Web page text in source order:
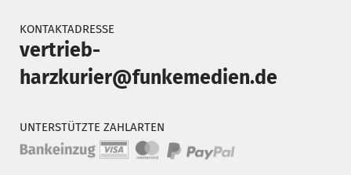
KONTAKTADRESSE
vertrieb-
harzkurier@funkemedien.de
UNTERSTÜTZTE ZAHLARTEN